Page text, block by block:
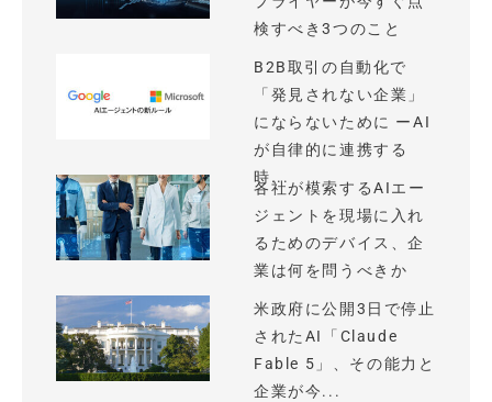
検すべき3つのこと
B2B取引の自動化で
「発見されない企業」
にならないために ーAI
が自律的に連携する
時...
各社が模索するAIエー
ジェントを現場に入れ
るためのデバイス、企
業は何を問うべきか
米政府に公開3日で停止
されたAI「Claude
Fable 5」、その能力と
企業が今...